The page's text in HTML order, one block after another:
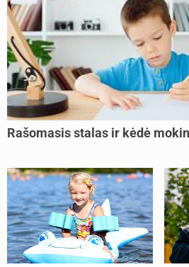
Rašomasis stalas ir kėdė